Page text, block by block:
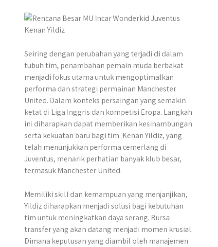
p
k
e
a
m
Seiring dengan perubahan yang terjadi di dalam
tubuh tim, penambahan pemain muda berbakat
menjadi fokus utama untuk mengoptimalkan
performa dan strategi permainan Manchester
United. Dalam konteks persaingan yang semakin
ketat di Liga Inggris dan kompetisi Eropa. Langkah
ini diharapkan dapat memberikan kesinambungan
serta kekuatan baru bagi tim. Kenan Yildiz, yang
telah menunjukkan performa cemerlang di
Juventus, menarik perhatian banyak klub besar,
termasuk Manchester United.
Memiliki skill dan kemampuan yang menjanjikan,
Yildiz diharapkan menjadi solusi bagi kebutuhan
tim untuk meningkatkan daya serang. Bursa
transfer yang akan datang menjadi momen krusial.
Dimana keputusan yang diambil oleh manajemen